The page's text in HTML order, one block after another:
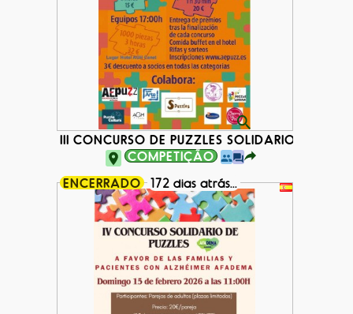
III CONCURSO DE PUZZLES SOLIDARIO DE
COMPETIÇÃO
ENCERRADO
172 dias atrás...